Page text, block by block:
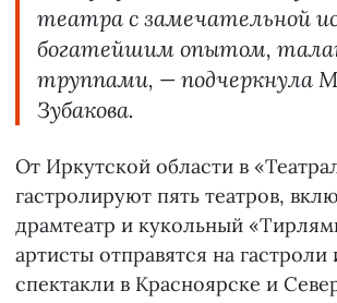
театра с замечательной
богатейшим опытом,
труппами, — подчеркнула
Зубакова.
От Иркутской области в
гастролируют пять театров,
драмтеатр и кукольный
артисты отправятся на гастроли
спектакли в Красноярске и